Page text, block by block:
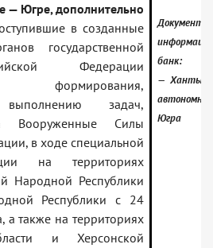
— Югре, дополнительно
в созданные
государственной
Федерации
формирования,
выполнению задач,
Вооруженные Силы
в ходе специальной
на территориях
Народной Республики
Республики с 24
а также на территориях
и Херсонской
Документ
банк:
— Ханты-
Югра